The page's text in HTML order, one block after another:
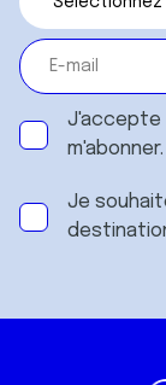
J'accepte
m'abonner.
Je